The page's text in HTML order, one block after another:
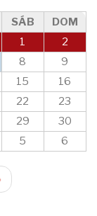
SÁB
DOM
1
2
8
9
15
16
22
23
29
30
5 6